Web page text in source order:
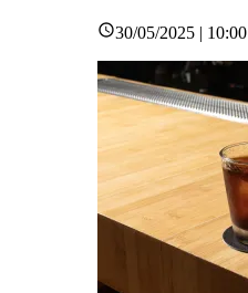
30/05/2025 | 10:00